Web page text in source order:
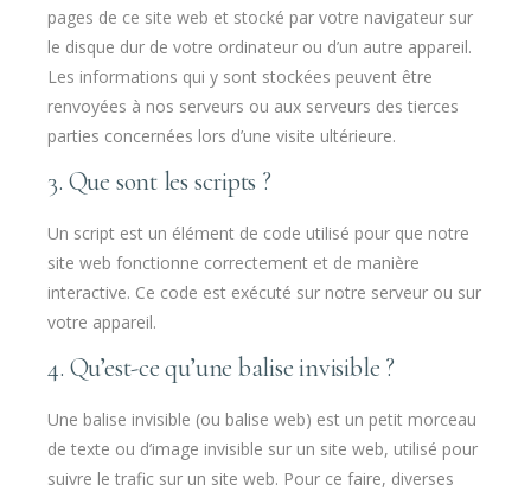
pages de ce site web et stocké par votre navigateur sur
le disque dur de votre ordinateur ou d’un autre appareil.
Les informations qui y sont stockées peuvent être
renvoyées à nos serveurs ou aux serveurs des tierces
parties concernées lors d’une visite ultérieure.
3. Que sont les scripts ?
Un script est un élément de code utilisé pour que notre
site web fonctionne correctement et de manière
interactive. Ce code est exécuté sur notre serveur ou sur
votre appareil.
4. Qu’est-ce qu’une balise invisible ?
Une balise invisible (ou balise web) est un petit morceau
de texte ou d’image invisible sur un site web, utilisé pour
suivre le trafic sur un site web. Pour ce faire, diverses